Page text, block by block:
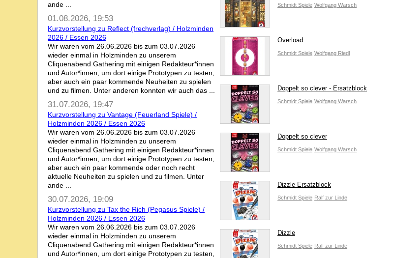
ande ...
01.08.2026, 19:53
Kurzvorstellung zu Reflect (frechverlag) / Holzminden
2026 / Essen 2026
Wir waren vom 26.06.2026 bis zum 03.07.2026
wieder einmal in Holzminden zu unserem
Cliquenabend Gathering mit einigen Redakteur*innen
und Autor*innen, um dort einige Prototypen zu testen,
aber auch ein paar kommende Neuheiten zu spielen
und zu filmen. Unter anderen konnten wir auch das ...
31.07.2026, 19:47
Kurzvorstellung zu Vantage (Feuerland Spiele) /
Holzminden 2026 / Essen 2026
Wir waren vom 26.06.2026 bis zum 03.07.2026
wieder einmal in Holzminden zu unserem
Cliquenabend Gathering mit einigen Redakteur*innen
und Autor*innen, um dort einige Prototypen zu testen,
aber auch ein paar kommende oder noch recht
aktuelle Neuheiten zu spielen und zu filmen. Unter
ande ...
30.07.2026, 19:09
Kurzvorstellung zu Tax the Rich (Pegasus Spiele) /
Holzminden 2026 / Essen 2026
Wir waren vom 26.06.2026 bis zum 03.07.2026
wieder einmal in Holzminden zu unserem
Cliquenabend Gathering mit einigen Redakteur*innen
und Autor*innen, um dort einige Prototypen zu testen,
Schmidt Spiele Wolfgang Warsch
Overload
Schmidt Spiele Wolfgang Riedl
Doppelt so clever - Ersatzblock
Schmidt Spiele Wolfgang Warsch
Doppelt so clever
Schmidt Spiele Wolfgang Warsch
Dizzle Ersatzblock
Schmidt Spiele Ralf zur Linde
Dizzle
Schmidt Spiele Ralf zur Linde